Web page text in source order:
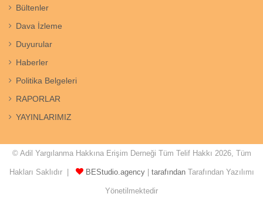
Bültenler
Dava İzleme
Duyurular
Haberler
Politika Belgeleri
RAPORLAR
YAYINLARIMIZ
© Adil Yargılanma Hakkına Erişim Derneği Tüm Telif Hakkı 2026, Tüm
Hakları Saklıdır | BEStudio.agency| tarafındanTarafından Yazılımı
Yönetilmektedir